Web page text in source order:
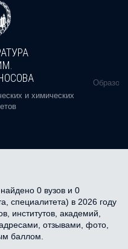
и химических
0 вузов и 0
специалитета) в 2026 году
институтов, академий,
отзывами, фото,
баллом.